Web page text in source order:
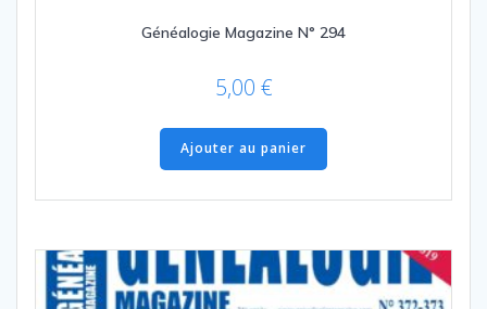
Généalogie Magazine N° 294
5,00 €
Ajouter au panier